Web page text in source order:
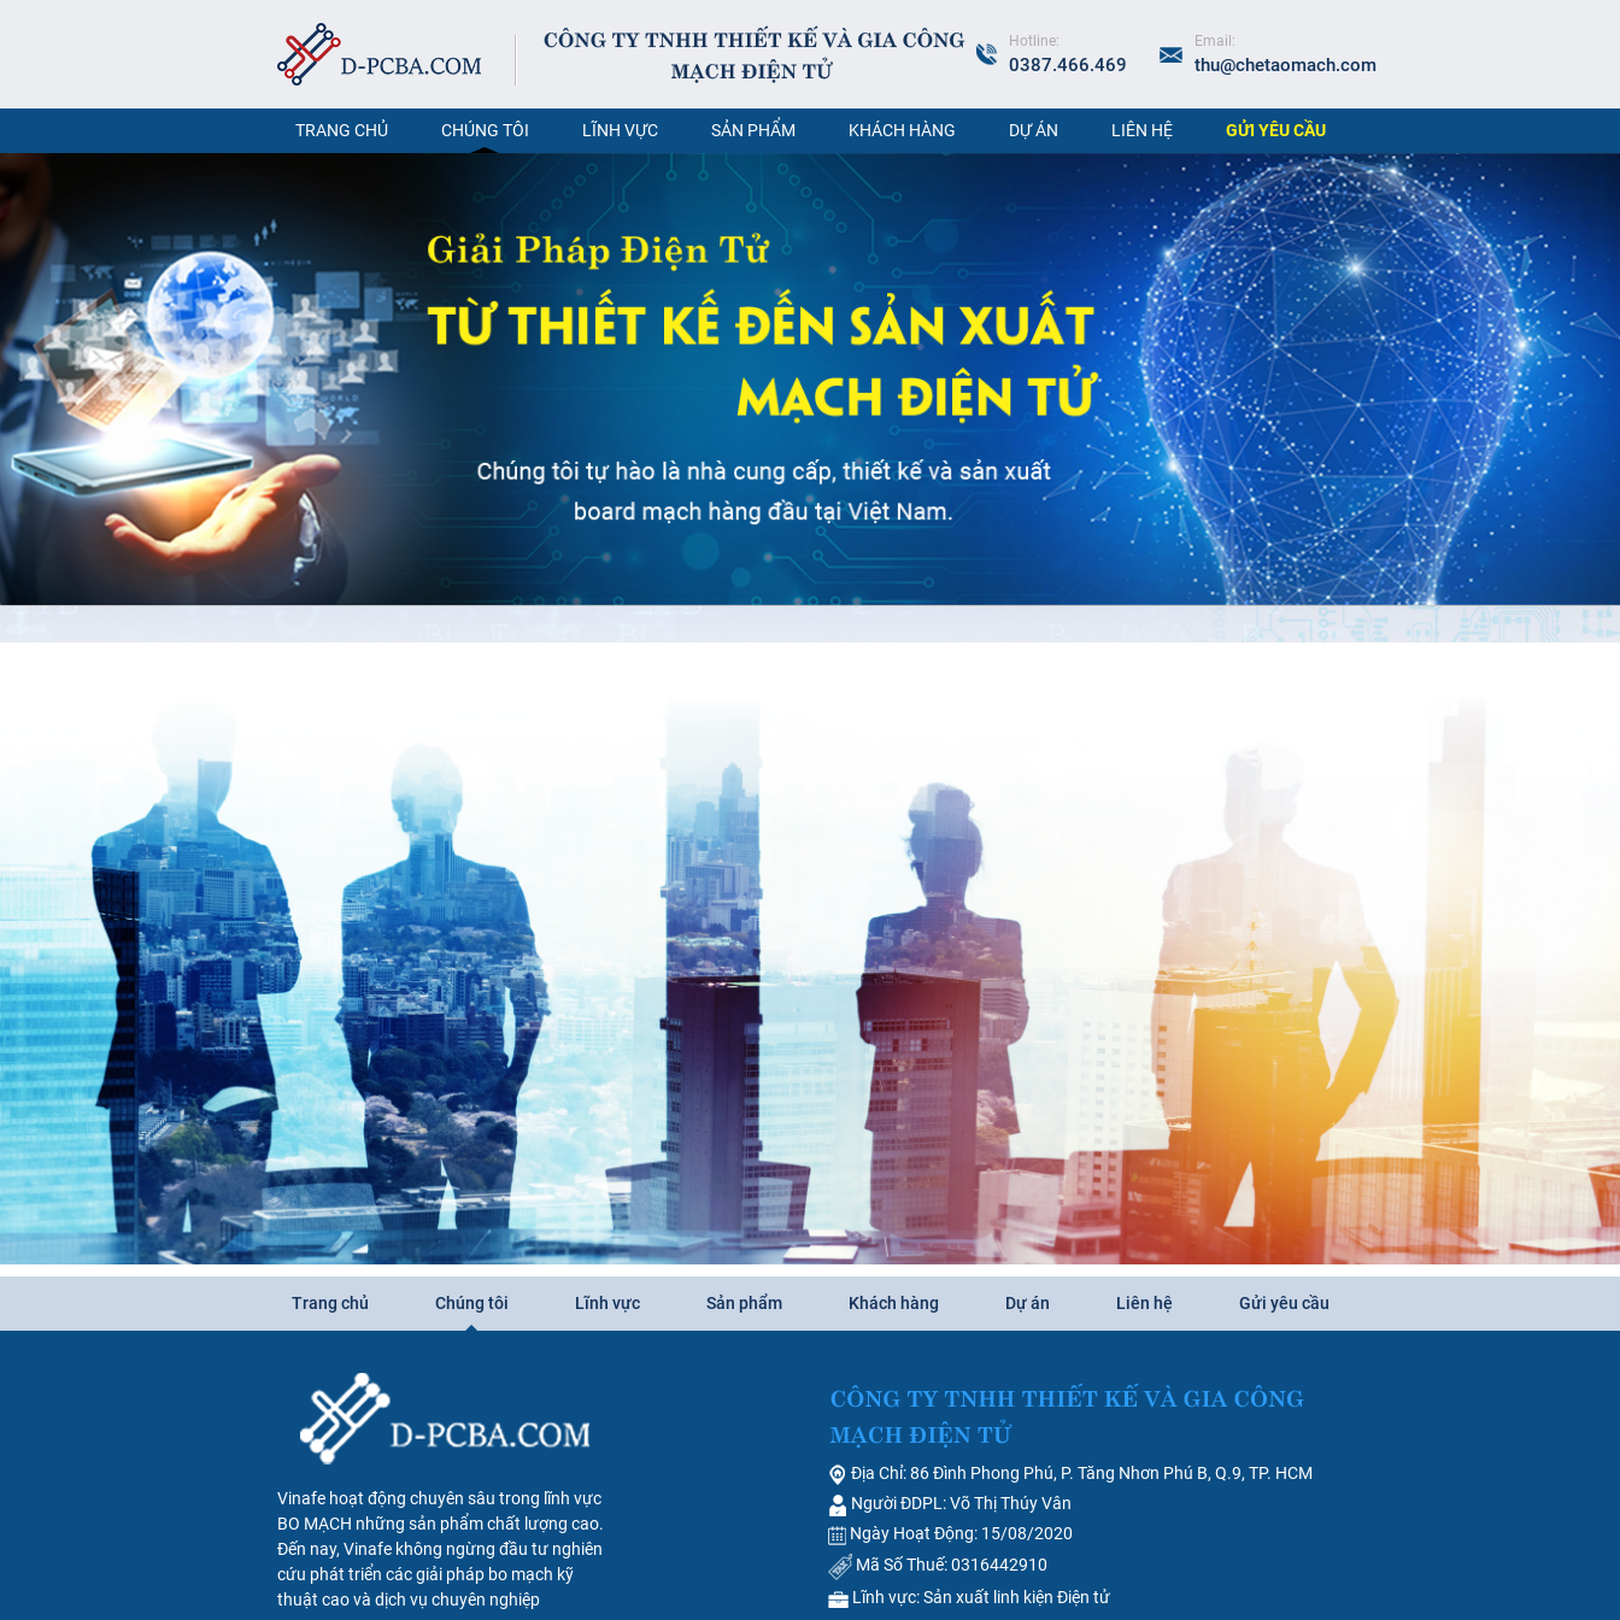
Hotline:
0387.466.469
Email:
thu@chetaomach.com
TRANG CHỦ CHÚNG TÔI LĨNH VỰC SẢN PHẨM KHÁCH HÀNG DỰ ÁN LIÊN HỆ GỬI YÊU CẦU
Trang chủ Chúng tôi Lĩnh vực Sản phẩm Khách hàng Dự án Liên hệ Gửi yêu cầu
Vinafe hoạt động chuyên sâu trong lĩnh vực
BO MẠCH những sản phẩm chất lượng cao.
Đến nay, Vinafe không ngừng đầu tư nghiên
cứu phát triển các giải pháp bo mạch kỹ
thuật cao và dịch vụ chuyên nghiệp
Địa Chỉ: 86 Đình Phong Phú, P. Tăng Nhơn Phú B, Q.9, TP. HCM
Người ĐDPL: Võ Thị Thúy Vân
Ngày Hoạt Động: 15/08/2020
Mã Số Thuế: 0316442910
Lĩnh vực: Sản xuất linh kiện Điện tử